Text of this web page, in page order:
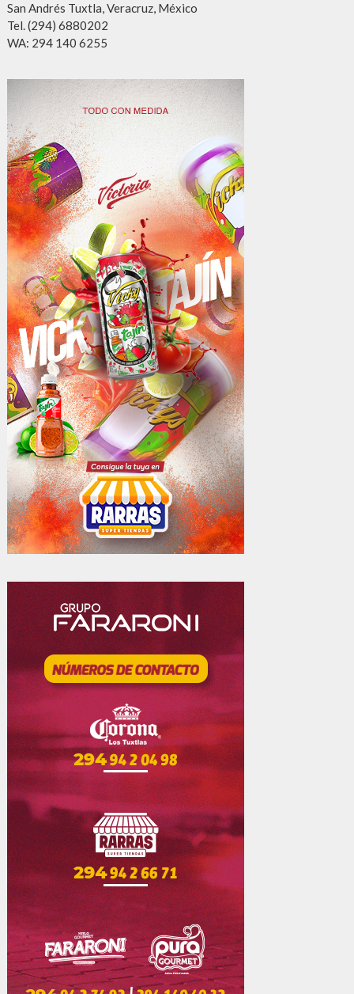
San Andrés Tuxtla, Veracruz, México
Tel. (294) 6880202
WA: 294 140 6255